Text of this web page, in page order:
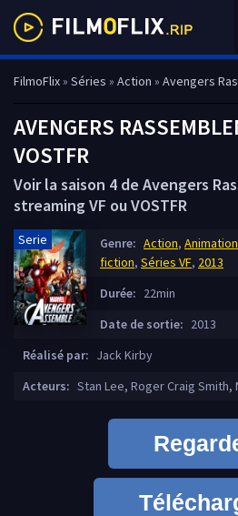
FilmoFlix» Séries » Action » Avengers
AVENGERS
VOSTFR
Voir la saison 4 de Avengers
streaming VF ou VOSTFR
Serie Genre: Action, Animation
fiction, Séries VF, 2013
Durée: 22min
Date de sortie: 2013
Réalisé par: Jack Kirby
Acteurs: Stan Lee, Roger Craig Smith,